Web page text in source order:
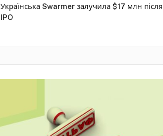
Українська Swarmer залучила $17 млн після
IPO